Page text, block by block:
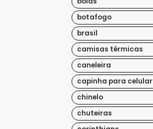
botafogo
brasil
camisas térmicas
caneleira
capinha para celular
chinelo
chuteiras